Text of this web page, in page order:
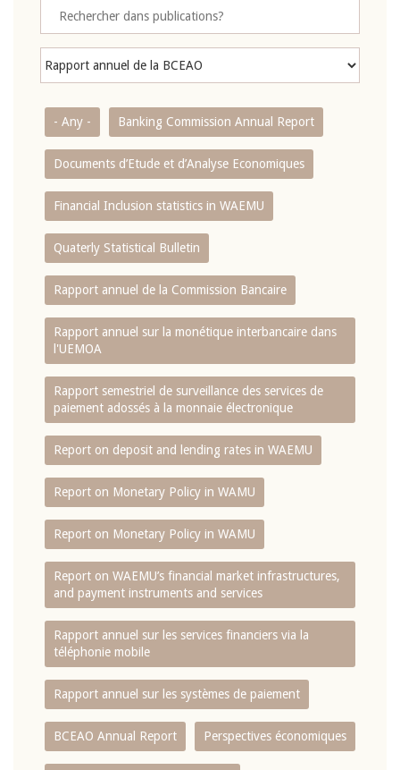
- Any - Banking Commission Annual Report
Documents d’Etude et d’Analyse Economiques
Financial Inclusion statistics in WAEMU
Quaterly Statistical Bulletin
Rapport annuel de la Commission Bancaire
Rapport annuel sur la monétique interbancaire dans
l'UEMOA
Rapport semestriel de surveillance des services de
paiement adossés à la monnaie électronique
Report on deposit and lending rates in WAEMU
Report on Monetary Policy in WAMU
Report on Monetary Policy in WAMU
Report on WAEMU’s financial market infrastructures,
and payment instruments and services
Rapport annuel sur les services financiers via la
téléphonie mobile
Rapport annuel sur les systèmes de paiement
BCEAO Annual Report Perspectives économiques